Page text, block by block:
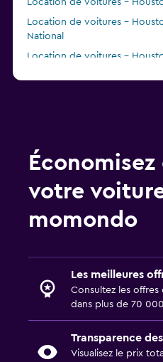
Location de voitures -
Location de voitures -
National
Location de voitures -
votre
momondo
Les meilleures
Consultez les offres
dans plus de 70
Transparence
Visualisez le prix